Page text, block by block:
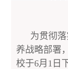
为贯彻
养战略部署
校于6月1日